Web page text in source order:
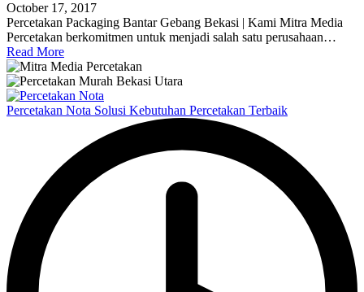
October 17, 2017
Percetakan Packaging Bantar Gebang Bekasi | Kami Mitra Media
Percetakan berkomitmen untuk menjadi salah satu perusahaan…
Read More
Percetakan Nota Solusi Kebutuhan Percetakan Terbaik